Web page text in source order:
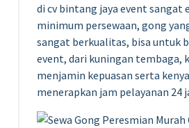
di cv bintang jaya event sangat
minimum persewaan, gong
sangat berkualitas, bisa untuk
event, dari kuningan tembaga,
menjamin kepuasan serta
menerapkan jam pelayanan 24